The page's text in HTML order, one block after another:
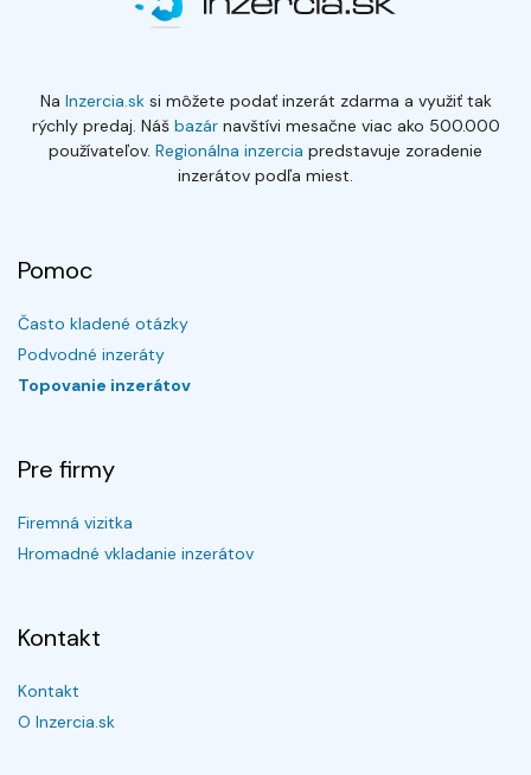
Na Inzercia.sksi môžete podať inzerát zdarma a využiť tak
rýchly predaj. Náš bazárnavštívi mesačne viac ako 500.000
používateľov. Regionálna inzercia predstavuje zoradenie
inzerátov podľa miest.
Pomoc
Často kladené otázky
Podvodné inzeráty
Topovanie inzerátov
Pre firmy
Firemná vizitka
Hromadné vkladanie inzerátov
Kontakt
Kontakt
O Inzercia.sk